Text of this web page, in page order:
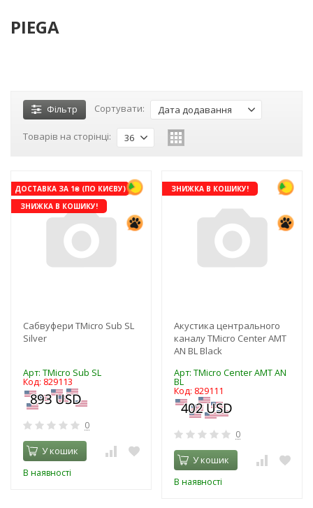
PIEGA
Фільтр Сортувати: Дата додавання
Товарів на сторінці: 36
ДОСТАВКА ЗА 1₴ (ПО КИЄВУ)
ЗНИЖКА В КОШИКУ!
Сабвуфери TMicro Sub SL
Silver
Арт: TMicro Sub SL
Код: 829113
0
У кошик
В наявності
ЗНИЖКА В КОШИКУ!
Акустика центрального
каналу TMicro Center AMT
AN BL Black
Арт: TMicro Center AMT AN
BL
Код: 829111
0
У кошик
В наявності